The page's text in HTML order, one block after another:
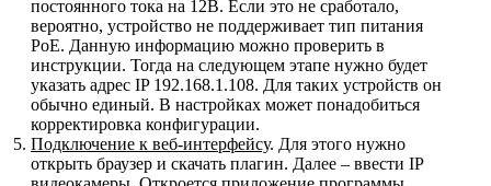
постоянного тока на 12В. Если это не сработало,
вероятно, устройство не поддерживает тип питания
PoE. Данную информацию можно проверить в
инструкции. Тогда на следующем этапе нужно будет
указать адрес IP 192.168.1.108. Для таких устройств он
обычно единый. В настройках может понадобиться
корректировка конфигурации.
Подключение к веб-интерфейсу. Для этого нужно
открыть браузер и скачать плагин. Далее – ввести IP